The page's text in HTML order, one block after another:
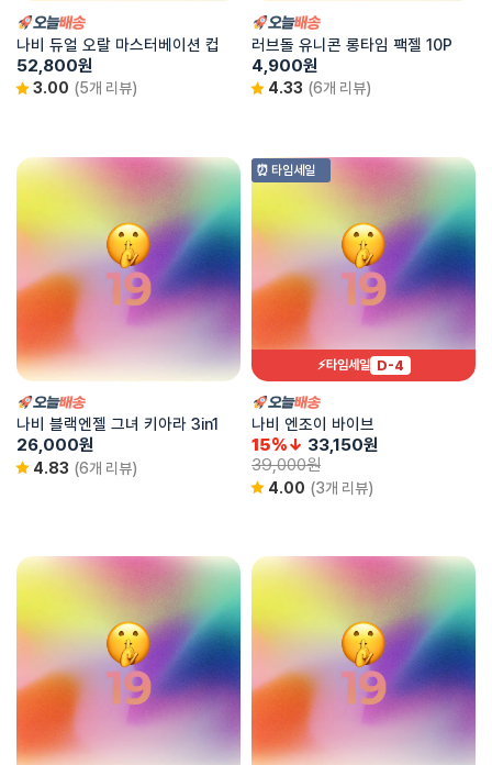
나비 듀얼 오랄 마스터베이션 컵
52,800원
3.00 (5개 리뷰)
러브돌 유니콘 롱타임 팩젤 10P
4,900원
4.33 (6개 리뷰)
나비 블랙엔젤 그녀 키아라 3in1
26,000원
4.83 (6개 리뷰)
⚡타임세일 D-4
⏰ 타임세일
나비 엔조이 바이브
15%↓ 33,150원
39,000원
4.00 (3개 리뷰)